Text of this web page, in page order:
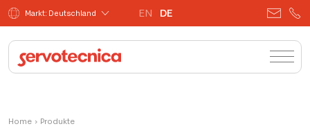
Markt: Deutschland EN DE
Home › Produkte